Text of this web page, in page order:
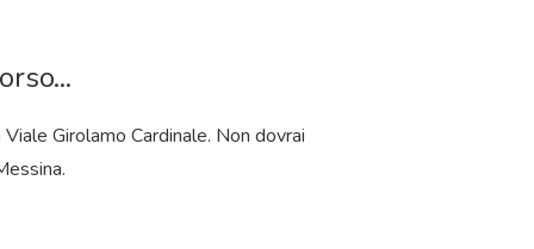
Girolamo Cardinale. Non dovrai